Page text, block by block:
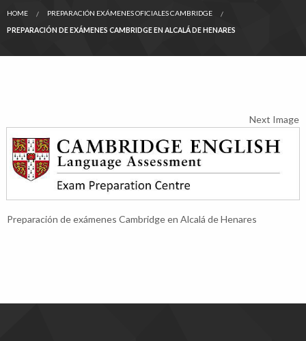
HOME PREPARACIÓN EXÁMENES OFICIALES CAMBRIDGE
PREPARACIÓN DE EXÁMENES CAMBRIDGE EN ALCALÁ DE HENARES
Next Image
Preparación de exámenes Cambridge en Alcalá de Henares